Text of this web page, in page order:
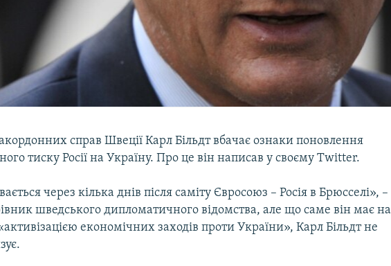
справ Швеції Карл Більдт вбачає ознаки поновлення
тиску Росії на Україну. Про це він написав у своєму Twitter.
через кілька днів після саміту Євросоюз – Росія в Брюсселі», –
шведського дипломатичного відомства, але що саме він має на
економічних заходів проти України», Карл Більдт не